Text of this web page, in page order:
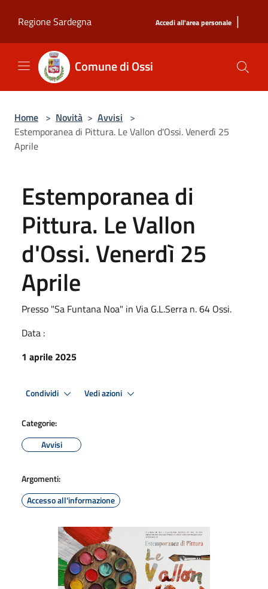
Regione Sardegna
Accedi all'area personale |
Comune di Ossi
Home > Novità > Avvisi >
Estemporanea di Pittura. Le Vallon d'Ossi. Venerdì 25
Aprile
Estemporanea di
Pittura. Le Vallon
d'Ossi. Venerdì 25
Aprile
Presso "Sa Funtana Noa" in Via G.L.Serra n. 64 Ossi.
Data :
1 aprile 2025
Condividi Vedi azioni
Categorie:
Avvisi
Argomenti:
Accesso all'informazione